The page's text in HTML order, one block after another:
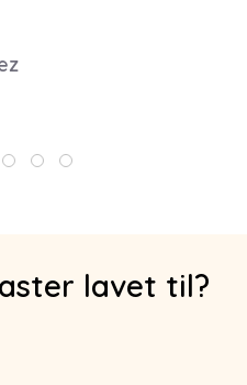
4 5 6
lavet til?